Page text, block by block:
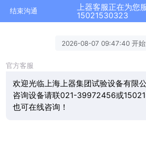
结束沟通
上器客服正在为您
15021530323
2026-08-07 09:47:40 开始
官方客服
欢迎光临上海上器集团试验设备有限
咨询设备请联021-39972456或
也可在线咨询！